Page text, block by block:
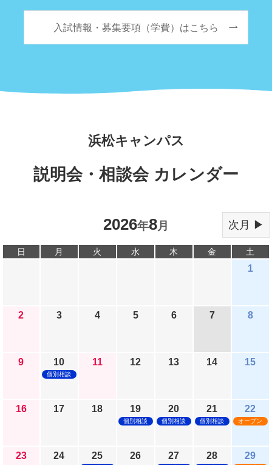
入試情報・募集要項（学費）はこちら
浜松キャンパス
説明会・相談会 カレンダー
2026年8月 次月 ▶
日 月 火 水 木 金 土
1
2 3 4 5 6 7 8
9 10
個別相談
11 12 13 14 15
16 17 18 19
個別相談
20
個別相談
21
個別相談
22
オープン
23 24 25 26 27 28 29